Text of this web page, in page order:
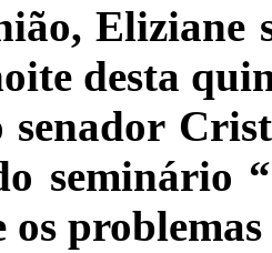
Eliziane
desta
senador
seminário